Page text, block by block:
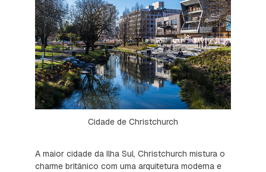
Cidade de Christchurch
A maior cidade da Ilha Sul, Christchurch mistura o
charme britânico com uma arquitetura moderna e